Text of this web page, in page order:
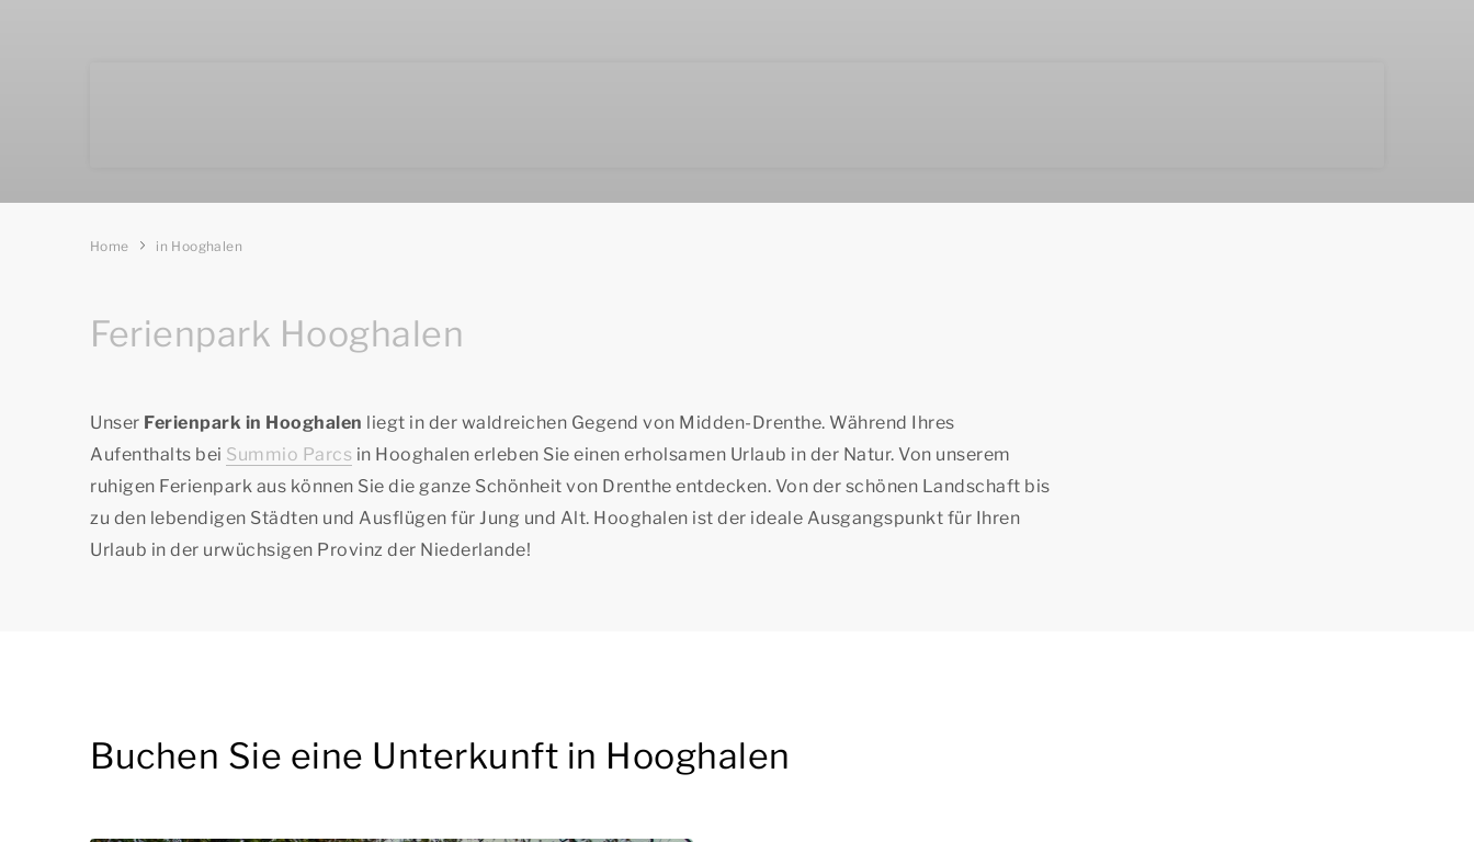
Home in Hooghalen
Ferienpark Hooghalen
Unser Ferienpark in Hooghalen liegt in der waldreichen Gegend von Midden-Drenthe. Während Ihres
Aufenthalts bei Summio Parcs in Hooghalen erleben Sie einen erholsamen Urlaub in der Natur. Von unserem
ruhigen Ferienpark aus können Sie die ganze Schönheit von Drenthe entdecken. Von der schönen Landschaft bis
zu den lebendigen Städten und Ausflügen für Jung und Alt. Hooghalen ist der ideale Ausgangspunkt für Ihren
Urlaub in der urwüchsigen Provinz der Niederlande!
Buchen Sie eine Unterkunft in Hooghalen